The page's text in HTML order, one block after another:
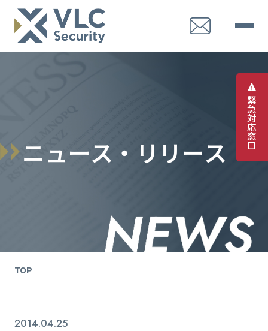
緊
急
対
応
窓
口
ニュース ・ リ リ ース
TOP
2014.04.25